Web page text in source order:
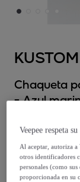
KUSTOM
Chaqueta
- Azul
69,90 €
270,00 €
-74%
Veepee respeta
Al aceptar, autoriza a
otros identificadores
personales (como
proporcionada en su